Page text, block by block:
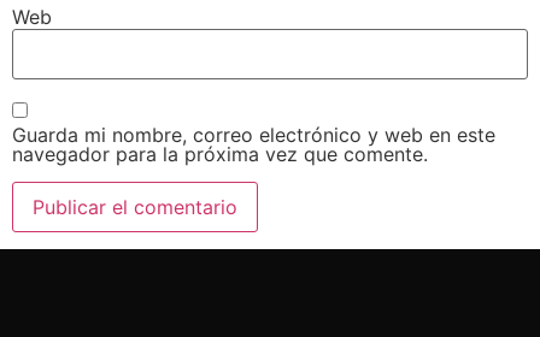
Web
Guarda mi nombre, correo electrónico y web en este
navegador para la próxima vez que comente.